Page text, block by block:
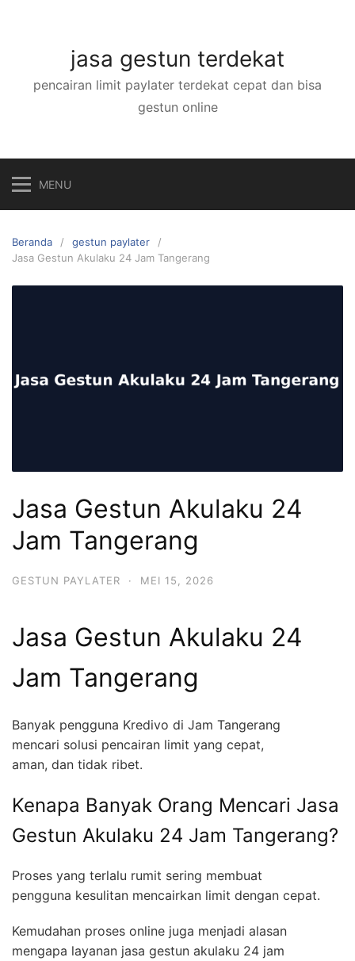
jasa gestun terdekat
pencairan limit paylater terdekat cepat dan bisa
gestun online
MENU
Beranda
gestun paylater
Jasa Gestun Akulaku 24 Jam Tangerang
Jasa Gestun Akulaku 24
Jam Tangerang
GESTUN PAYLATER · MEI 15, 2026
Jasa Gestun Akulaku 24
Jam Tangerang
Banyak pengguna Kredivo di Jam Tangerang
mencari solusi pencairan limit yang cepat,
aman, dan tidak ribet.
Kenapa Banyak Orang Mencari Jasa
Gestun Akulaku 24 Jam Tangerang?
Proses yang terlalu rumit sering membuat
pengguna kesulitan mencairkan limit dengan cepat.
Kemudahan proses online juga menjadi alasan
mengapa layanan jasa gestun akulaku 24 jam